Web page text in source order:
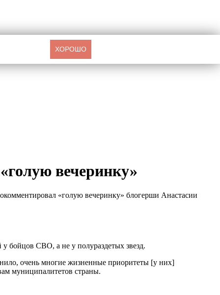
вечеринку»
«голую вечеринку» блогерши Анастасии
бойцов СВО, а не у полураздетых звезд.
очень многие жизненные приоритеты [у них]
муниципалитетов страны.
ХОРОШО